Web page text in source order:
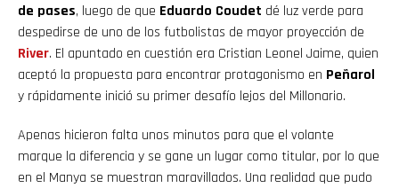
de pases, luego de que Eduardo Coudet dé luz verde para
despedirse de uno de los futbolistas de mayor proyección de
River. El apuntado en cuestión era Cristian Leonel Jaime, quien
aceptó la propuesta para encontrar protagonismo en Peñarol
y rápidamente inició su primer desafío lejos del Millonario.
Apenas hicieron falta unos minutos para que el volante
marque la diferencia y se gane un lugar como titular, por lo que
en el Manya se muestran maravillados. Una realidad que pudo